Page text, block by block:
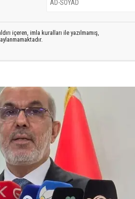
içeren, imla kuralları ile yazılmamış,